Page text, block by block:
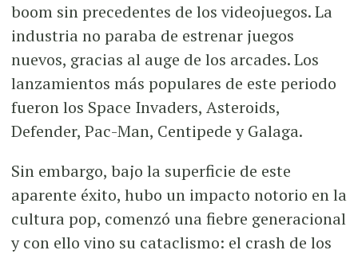
boom sin precedentes de los videojuegos. La
industria no paraba de estrenar juegos
nuevos, gracias al auge de los arcades. Los
lanzamientos más populares de este periodo
fueron los Space Invaders, Asteroids,
Defender, Pac-Man, Centipede y Galaga.
Sin embargo, bajo la superficie de este
aparente éxito, hubo un impacto notorio en la
cultura pop, comenzó una fiebre generacional
y con ello vino su cataclismo: el crash de los